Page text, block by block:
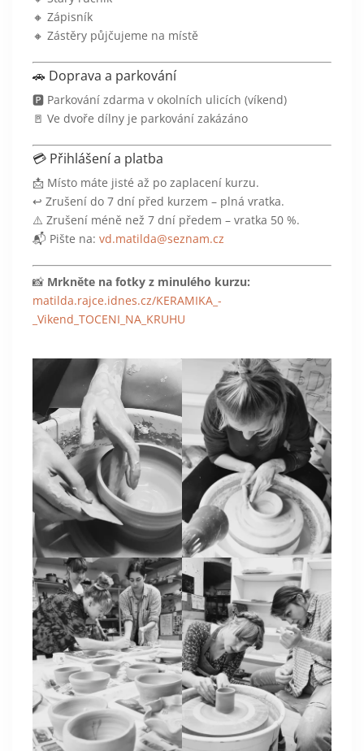
🔸 Zápisník
🔸 Zástěry půjčujeme na místě
🚗 Doprava a parkování
🅿️ Parkování zdarma v okolních ulicích (víkend)
🚪 Ve dvoře dílny je parkování zakázáno
💳 Přihlášení a platba
📩 Místo máte jisté až po zaplacení kurzu.
↩️ Zrušení do 7 dní před kurzem – plná vratka.
⚠️ Zrušení méně než 7 dní předem – vratka 50 %.
📬 Pište na: vd.matilda@seznam.cz
📸 Mrkněte na fotky z minulého kurzu:
matilda.rajce.idnes.cz/KERAMIKA_-
_Vikend_TOCENI_NA_KRUHU